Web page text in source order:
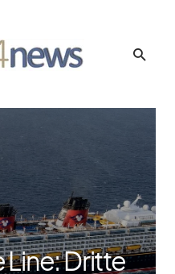
Line: Dritte